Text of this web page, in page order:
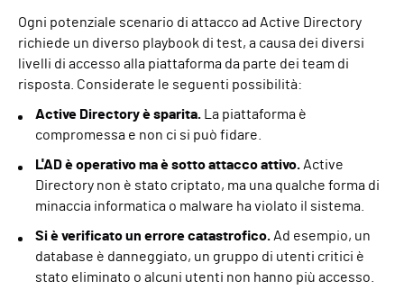
Ogni potenziale scenario di attacco ad Active Directory
richiede un diverso playbook di test, a causa dei diversi
livelli di accesso alla piattaforma da parte dei team di
risposta. Considerate le seguenti possibilità:
Active Directory è sparita. La piattaforma è
compromessa e non ci si può fidare.
L'AD è operativo ma è sotto attacco attivo. Active
Directory non è stato criptato, ma una qualche forma di
minaccia informatica o malware ha violato il sistema.
Si è verificato un errore catastrofico. Ad esempio, un
database è danneggiato, un gruppo di utenti critici è
stato eliminato o alcuni utenti non hanno più accesso.